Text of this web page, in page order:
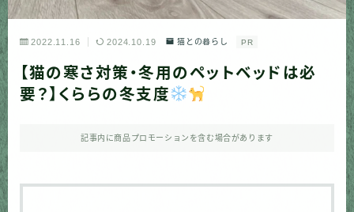
猫との暮らし
2022.11.16 2024.10.19 猫との暮らし PR
【猫の寒さ対策・冬用のペットベッドは必
要？】くららの冬支度
記事内に商品プロモーションを含む場合があります